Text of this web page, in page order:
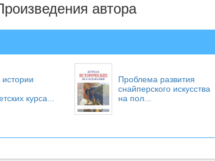
автора
курса...
Проблема развития
снайперского искусства
на пол...